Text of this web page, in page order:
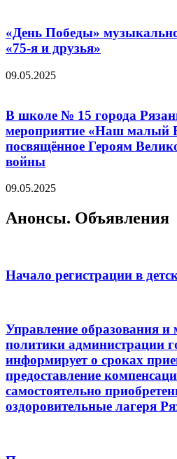
«День Победы»
«75-я и друзья»
09.05.2025
В школе № 15 города
мероприятие «Наш малый
посвящённое Героям
войны
09.05.2025
Анонсы. Объявления
Начало регистрации в
Управление образования и
политики администрации
информирует о сроках
предоставление
самостоятельно
оздоровительные лагеря